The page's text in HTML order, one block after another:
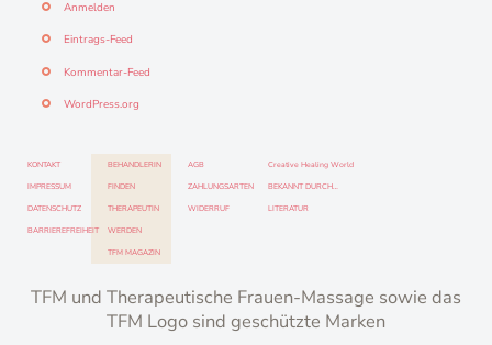
Anmelden
Eintrags-Feed
Kommentar-Feed
WordPress.org
KONTAKT
IMPRESSUM
DATENSCHUTZ
BARRIEREFREIHEIT
BEHANDLERIN
FINDEN
THERAPEUTIN
WERDEN
TFM MAGAZIN
Creative Healing World
BEKANNT DURCH…
LITERATUR
AGB
ZAHLUNGSARTEN
WIDERRUF
TFM und Therapeutische Frauen-Massage sowie das
TFM Logo sind geschützte Marken